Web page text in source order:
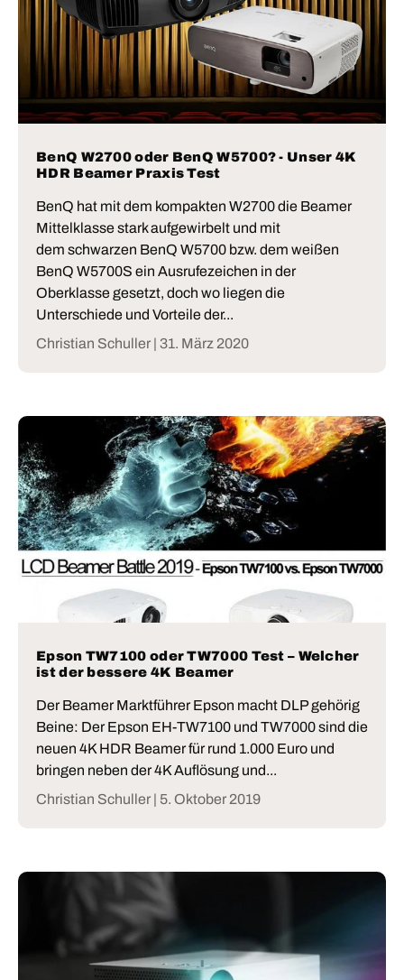
BenQ W2700 oder BenQ W5700? - Unser 4K
HDR Beamer Praxis Test
BenQ hat mit dem kompakten W2700 die Beamer
Mittelklasse stark aufgewirbelt und mit
dem schwarzen BenQ W5700 bzw. dem weißen
BenQ W5700S ein Ausrufezeichen in der
Oberklasse gesetzt, doch wo liegen die
Unterschiede und Vorteile der...
Christian Schuller | 31. März 2020
Epson TW7100 oder TW7000 Test – Welcher
ist der bessere 4K Beamer
Der Beamer Marktführer Epson macht DLP gehörig
Beine: Der Epson EH-TW7100 und TW7000 sind die
neuen 4K HDR Beamer für rund 1.000 Euro und
bringen neben der 4K Auflösung und...
Christian Schuller | 5. Oktober 2019